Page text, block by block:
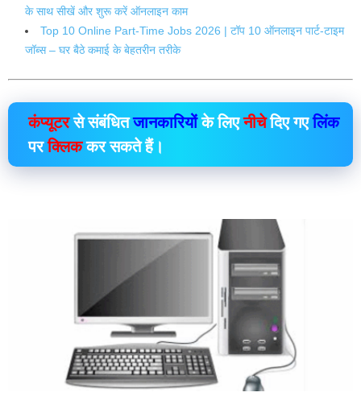
के साथ सीखें और शुरू करें ऑनलाइन काम
Top 10 Online Part-Time Jobs 2026 | टॉप 10 ऑनलाइन पार्ट-टाइम
जॉब्स – घर बैठे कमाई के बेहतरीन तरीके
कंप्यूटरसे संबंधितजानकारियोंके लिएनीचेदिए गएलिंक
परक्लिककर सकते हैं।